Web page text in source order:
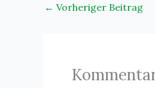
← Vorheriger Beitrag